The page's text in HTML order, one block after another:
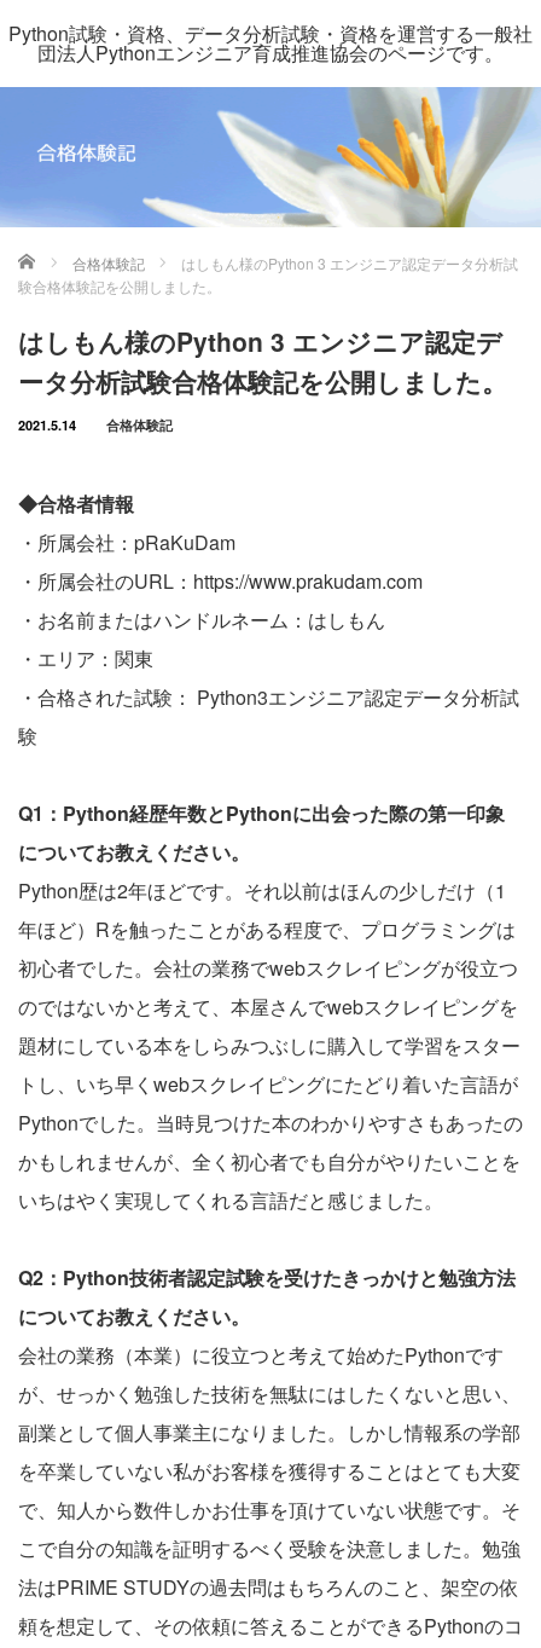
Python試験・資格、データ分析試験・資格を運営する一般社
団法人Pythonエンジニア育成推進協会のページです。
ホーム 合格体験記
はしもん様のPython 3 エンジニア認定データ分析試
験合格体験記を公開しました。
はしもん様のPython 3 エンジニア認定デ
ータ分析試験合格体験記を公開しました。
2021.5.14 合格体験記
◆合格者情報
・所属会社：pRaKuDam
・所属会社のURL： https://www.prakudam.com
・お名前またはハンドルネーム：はしもん
・エリア：関東
・合格された試験： Python3エンジニア認定データ分析試
験
Q1：Python経歴年数とPythonに出会った際の第一印象
についてお教えください。
Python歴は2年ほどです。それ以前はほんの少しだけ（1
年ほど）Rを触ったことがある程度で、プログラミングは
初心者でした。会社の業務でwebスクレイピングが役立つ
のではないかと考えて、本屋さんでwebスクレイピングを
題材にしている本をしらみつぶしに購入して学習をスター
トし、いち早くwebスクレイピングにたどり着いた言語が
Pythonでした。当時見つけた本のわかりやすさもあったの
かもしれませんが、全く初心者でも自分がやりたいことを
いちはやく実現してくれる言語だと感じました。
Q2：Python技術者認定試験を受けたきっかけと勉強方法
についてお教えください。
会社の業務（本業）に役立つと考えて始めたPythonです
が、せっかく勉強した技術を無駄にはしたくないと思い、
副業として個人事業主になりました。しかし情報系の学部
を卒業していない私がお客様を獲得することはとても大変
で、知人から数件しかお仕事を頂けていない状態です。そ
こで自分の知識を証明するべく受験を決意しました。勉強
法はPRIME STUDYの過去問はもちろんのこと、架空の依
頼を想定して、その依頼に答えることができるPythonのコ